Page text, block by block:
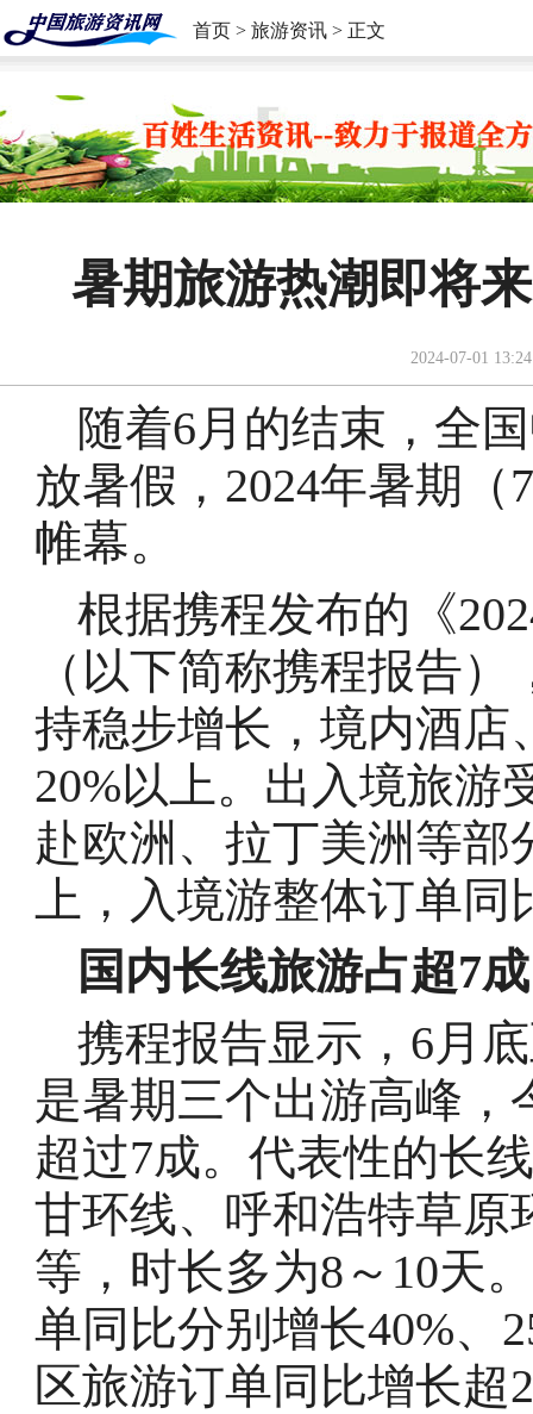
首页 > 旅游资讯 > 正文
暑期旅游热潮即将
2024-07-01
随着6月的结束，全
放暑假，2024年暑期
帷幕。
根据携程发布的《
（以下简称携程报告
持稳步增长，境内酒店
20%以上。出入境旅游
赴欧洲、拉丁美洲等部
上，入境游整体订单同
国内长线旅游占超7成
携程报告显示，6月
是暑期三个出游高峰
超过7成。代表性的长
甘环线、呼和浩特草原
等，时长多为8～10天
单同比分别增长40%、
区旅游订单同比增长超